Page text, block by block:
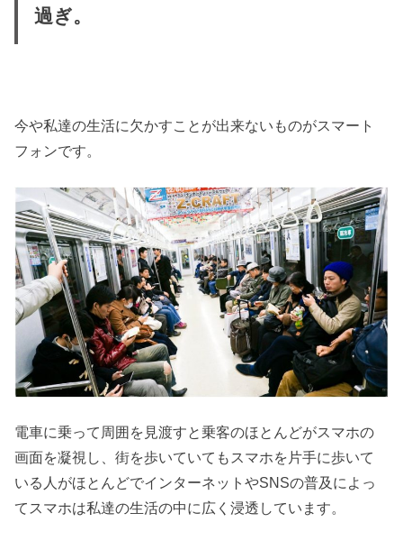
過ぎ。
今や私達の生活に欠かすことが出来ないものがスマート
フォンです。
電車に乗って周囲を見渡すと乗客のほとんどがスマホの
画面を凝視し、街を歩いていてもスマホを片手に歩いて
いる人がほとんどでインターネットやSNSの普及によっ
てスマホは私達の生活の中に広く浸透しています。